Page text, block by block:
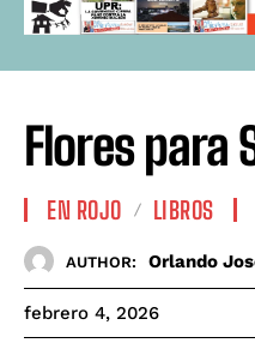
Flores para
EN ROJO LIBROS
AUTHOR: Orlando
febrero 4, 2026